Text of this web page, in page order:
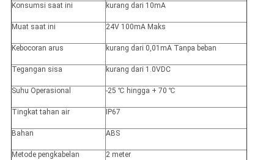
Konsumsi saat ini kurang dari 10mA
Muat saat ini 24V 100mA Maks
Kebocoran arus kurang dari 0,01mA Tanpa beban
Tegangan sisa kurang dari 1.0VDC
Suhu Operasional -25 ℃ hingga + 70 ℃
Tingkat tahan air IP67
Bahan ABS
Metode pengkabelan 2 meter